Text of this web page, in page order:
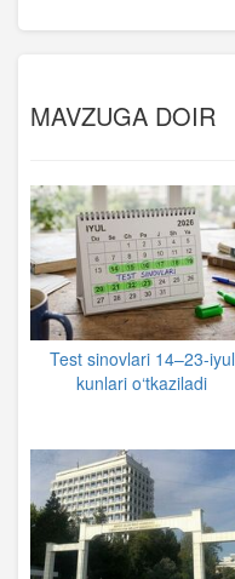
MAVZUGA DOIR
Test sinovlari 14–23-iyul
kunlari o‘tkaziladi